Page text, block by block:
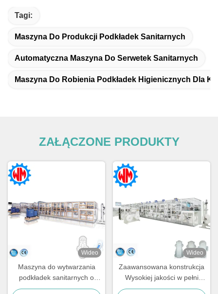
Tagi:
Maszyna Do Produkcji Podkładek Sanitarnych
Automatyczna Maszyna Do Serwetek Sanitarnych
Maszyna Do Robienia Podkładek Higienicznych Dla
ZAŁĄCZONE PRODUKTY
Wideo
Maszyna do wytwarzania
podkładek sanitarnych o
wysokim standardzie z
Wideo
Zaawansowana konstrukcja
Wysokiej jakości w pełni
serwomechaniczna maszyna